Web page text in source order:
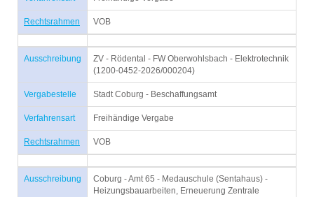
Rechtsrahmen VOB
Ausschreibung
ZV - Rödental - FW Oberwohlsbach - Elektrotechnik
(1200-0452-2026/000204)
Vergabestelle Stadt Coburg - Beschaffungsamt
Verfahrensart Freihändige Vergabe
Rechtsrahmen VOB
Ausschreibung
Coburg - Amt 65 - Medauschule (Sentahaus) -
Heizungsbauarbeiten, Erneuerung Zentrale